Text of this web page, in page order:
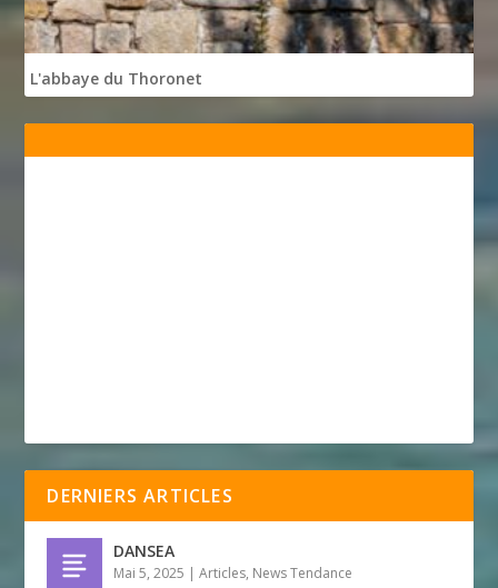
L'abbaye du Thoronet
DERNIERS ARTICLES
DANSEA
Mai 5, 2025 |Articles, News Tendance